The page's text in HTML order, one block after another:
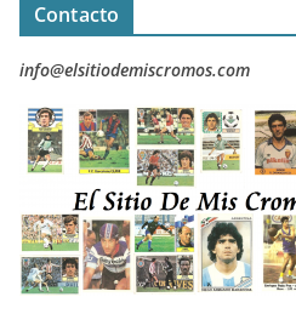
Contacto
info@elsitiodemiscromos.com